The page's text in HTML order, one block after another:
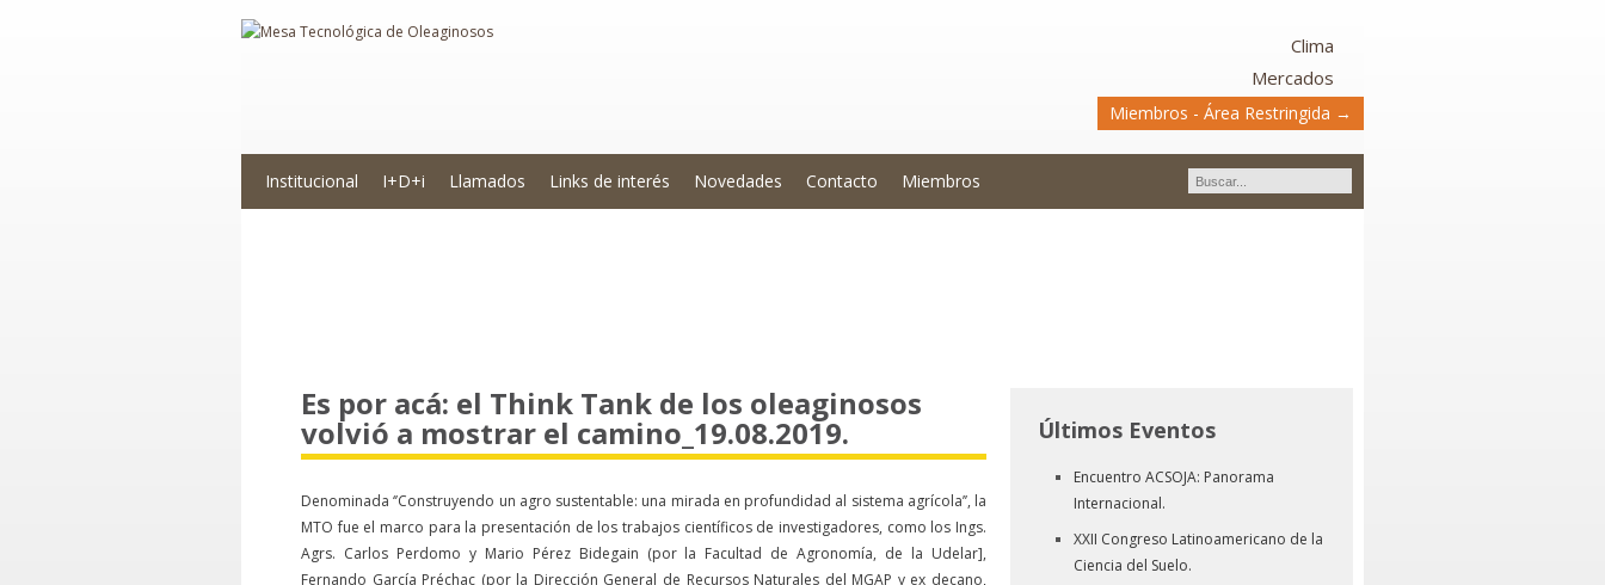
Clima
Mercados
Miembros - Área Restringida →
Institucional I+D+i Llamados Links de interés Novedades Contacto Miembros
Es por acá: el Think Tank de los oleaginosos
volvió a mostrar el camino_19.08.2019.
Denominada ‘’Construyendo un agro sustentable: una mirada en profundidad al sistema agrícola’’, la
MTO fue el marco para la presentación de los trabajos científicos de investigadores, como los Ings.
Agrs. Carlos Perdomo y Mario Pérez Bidegain (por la Facultad de Agronomía, de la Udelar],
Fernando García Préchac (por la Dirección General de Recursos Naturales del MGAP y ex decano,
Últimos Eventos
Encuentro ACSOJA: Panorama
Internacional.
XXII Congreso Latinoamericano de la
Ciencia del Suelo.